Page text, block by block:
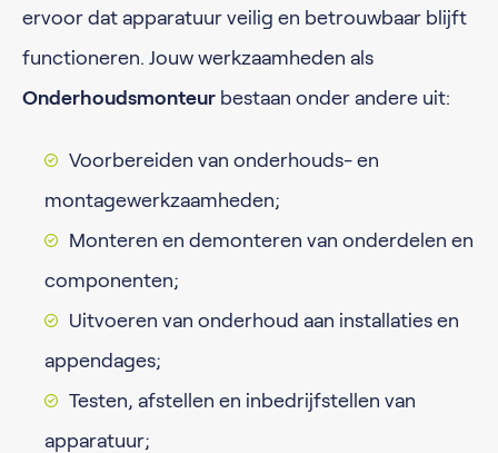
ervoor dat apparatuur veilig en betrouwbaar blijft
functioneren. Jouw werkzaamheden als
Onderhoudsmonteur bestaan onder andere uit:
Voorbereiden van onderhouds- en
montagewerkzaamheden;
Monteren en demonteren van onderdelen en
componenten;
Uitvoeren van onderhoud aan installaties en
appendages;
Testen, afstellen en inbedrijfstellen van
apparatuur;